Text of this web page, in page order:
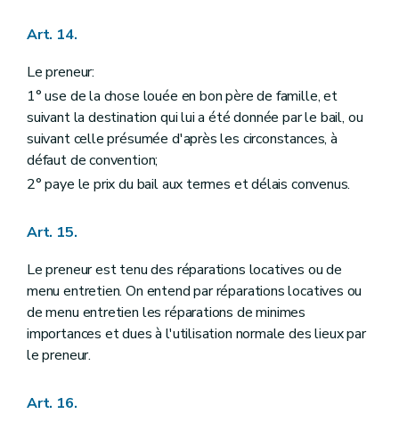
Art. 14.
Le preneur:
1° use de la chose louée en bon père de famille, et
suivant la destination qui lui a été donnée par le bail, ou
suivant celle présumée d'après les circonstances, à
défaut de convention;
2° paye le prix du bail aux termes et délais convenus.
Art. 15.
Le preneur est tenu des réparations locatives ou de
menu entretien. On entend par réparations locatives ou
de menu entretien les réparations de minimes
importances et dues à l'utilisation normale des lieux par
le preneur.
Art. 16.